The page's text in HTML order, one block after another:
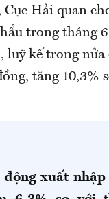
Hải quan
trong tháng 6
luỹ kế trong
tăng 10,3%
xuất